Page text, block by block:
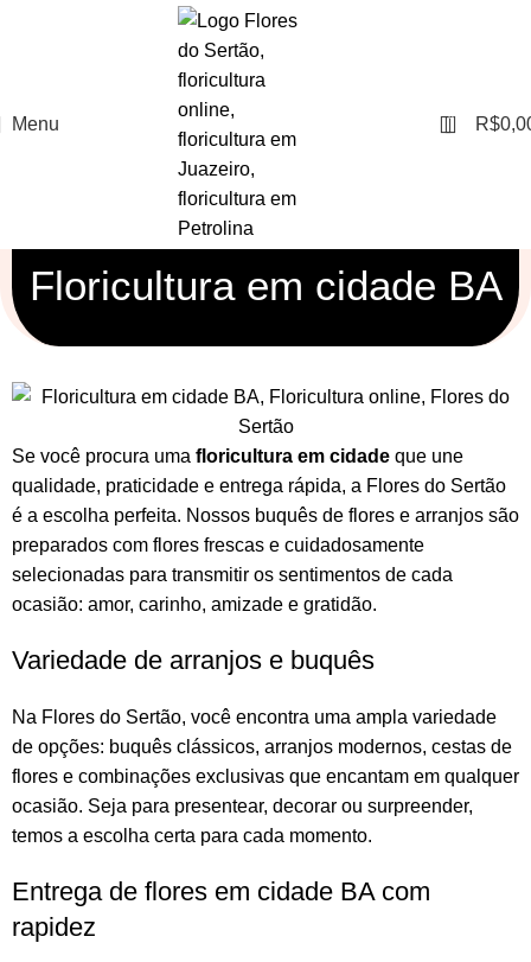
Menu 0 R$
Floricultura em cidade BA
Se você procura uma floricultura em cidade que une
qualidade, praticidade e entrega rápida, a Flores do Sertão
é a escolha perfeita. Nossos buquês de flores e arranjos são
preparados com flores frescas e cuidadosamente
selecionadas para transmitir os sentimentos de cada
ocasião: amor, carinho, amizade e gratidão.
Variedade de arranjos e buquês
Na Flores do Sertão, você encontra uma ampla variedade
de opções: buquês clássicos, arranjos modernos, cestas de
flores e combinações exclusivas que encantam em qualquer
ocasião. Seja para presentear, decorar ou surpreender,
temos a escolha certa para cada momento.
Entrega de flores em cidade BA com
rapidez